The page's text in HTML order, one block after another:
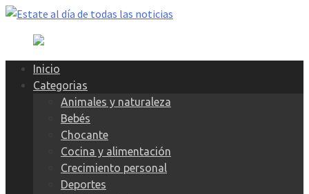
Skip
content
Inicio
Categorias
Animales y naturaleza
Bebés
Chocante
Cocina y alimentación
Crecimiento personal
Deportes